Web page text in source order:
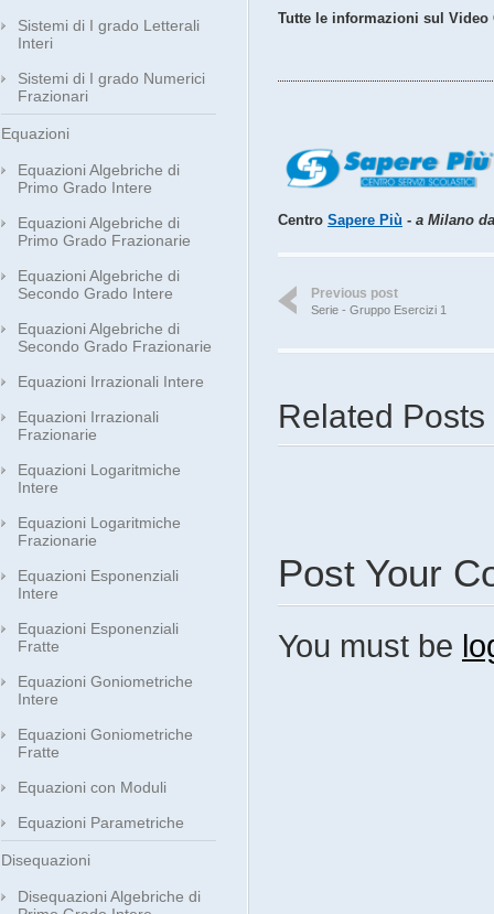
Tutte le informazioni sul
Centro Sapere Più - a Milano
Previous post
Serie - Gruppo Esercizi 1
Related Posts
Post Your
You must be
Sistemi di I grado Letterali
Interi
Sistemi di I grado Numerici
Frazionari
Equazioni
Equazioni Algebriche di
Primo Grado Intere
Equazioni Algebriche di
Primo Grado Frazionarie
Equazioni Algebriche di
Secondo Grado Intere
Equazioni Algebriche di
Secondo Grado Frazionarie
Equazioni Irrazionali Intere
Equazioni Irrazionali
Frazionarie
Equazioni Logaritmiche
Intere
Equazioni Logaritmiche
Frazionarie
Equazioni Esponenziali
Intere
Equazioni Esponenziali
Fratte
Equazioni Goniometriche
Intere
Equazioni Goniometriche
Fratte
Equazioni con Moduli
Equazioni Parametriche
Disequazioni
Disequazioni Algebriche di